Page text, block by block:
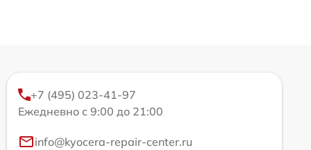
+7 (495) 023-41-97
Ежедневно с 9:00 до 21:00
info@kyocera-repair-center.ru